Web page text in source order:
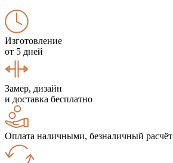
Изготовление
от 5 дней
Замер, дизайн
и доставка бесплатно
Оплата наличными, безналичный расчёт